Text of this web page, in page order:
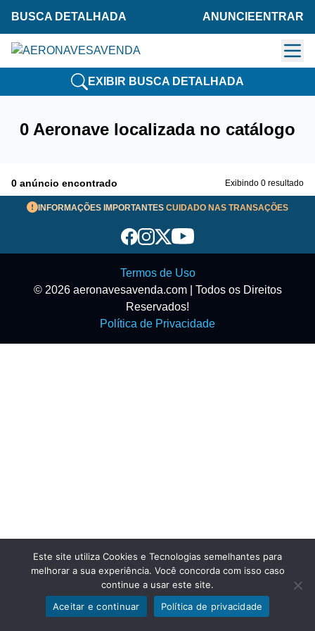
BUSCA DETALHADA ANUNCIE ENTRAR
EXIBIR BUSCA DETALHADA
Exibir filtros
0 Aeronave localizada no catálogo
0 anúncio encontrado Exibindo 0 resultado
INFORMAÇÕES IMPORTANTES CUIDADO NAS TRANSAÇÕES
Termos de Uso
© 2026 aeronavesavenda.com | Todos os Direitos
Reservados!
Política de Privacidade
Este site utiliza Cookies e Tecnologias semelhantes para
melhorar a sua experiência. Você concorda com isso caso
continue a usar este site.
Aceitar e continuar
Política de privacidade